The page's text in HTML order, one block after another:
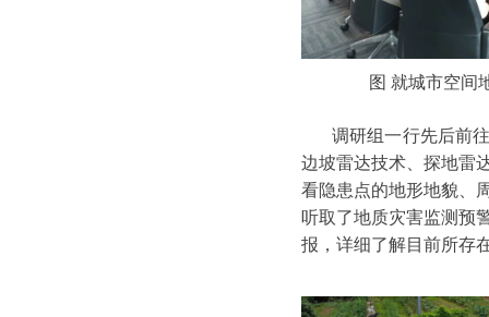
图 就城市空间
调研组一行先后前
边坡雷达技术、探地雷
看隐患点的地形地貌、
听取了地质灾害监测预
报，详细了解目前所存